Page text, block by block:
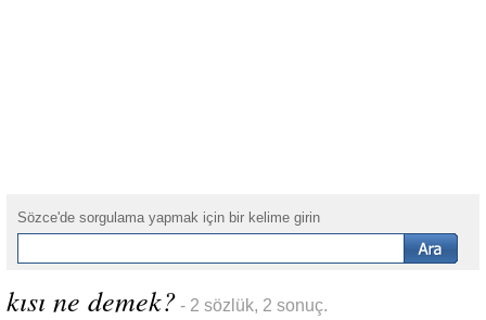
Sözce'de sorgulama yapmak için bir kelime girin
kısı ne demek? - 2 sözlük, 2 sonuç.